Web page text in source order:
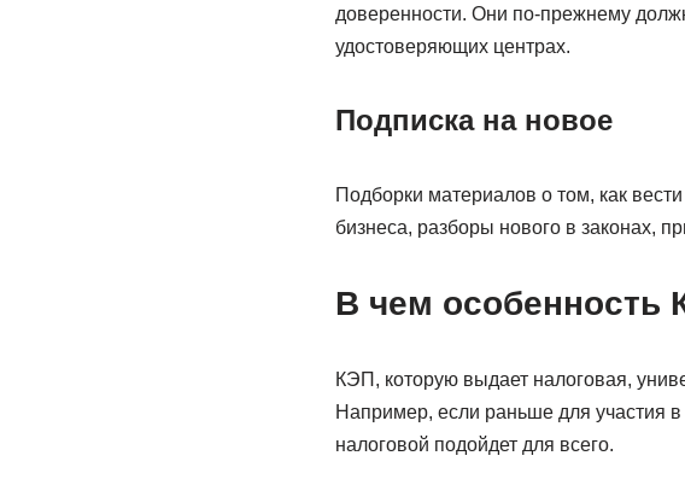
доверенности. Они по-прежнему
удостоверяющих центрах.
Подписка на новое
Подборки материалов о том, как
бизнеса, разборы нового в законах,
В чем особенность
КЭП, которую выдает налоговая,
Например, если раньше для участия
налоговой подойдет для всего.